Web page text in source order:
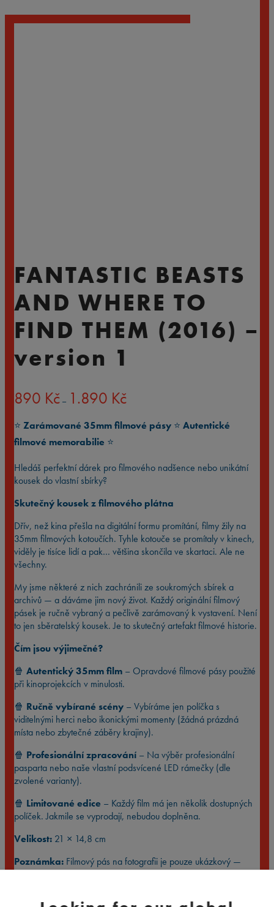
FANTASTIC BEASTS
AND WHERE TO
FIND THEM (2016) –
version 1
890 Kč – 1.890 Kčcen:
až
⭐️ Zarámované 35mm filmové pásy ⭐️ Autentické
filmové memorabilie ⭐️
Hledáš perfektní dárek pro filmového nadšence nebo unikátní
kousek do vlastní sbírky?
Skutečný kousek z filmového plátna
Dřív, než kina přešla na digitální formu promítání, filmy žily na
35mm filmových kotoučích. Tyhle kotouče se promítaly v kinech,
viděly je tisíce lidí a pak… většina skončila ve skartaci. Ale ne
všechny.
My jsme některé z nich zachránili ze soukromých sbírek a
archivů — a dáváme jim nový život. Každý originální filmový
pásek je ručně vybraný a pečlivě zarámovaný k vystavení. Není
to jen sběratelský kousek. Je to skutečný artefakt filmové historie.
Čím jsou výjimečné?
🍿 Autentický 35mm film – Opravdové filmové pásy použité
při kinoprojekcích v minulosti.
🍿 Ručně vybírané scény – Vybíráme jen políčka s
viditelnými herci nebo ikonickými momenty (žádná prázdná
místa nebo zbytečné záběry krajiny).
🍿 Profesionální zpracování – Na výběr profesionální
pasparta nebo naše vlastní podsvícené LED rámečky (dle
zvolené varianty).
🍿 Limitované edice – Každý film má jen několik dostupných
políček. Jakmile se vyprodají, nebudou doplněna.
Velikost: 21 × 14,8 cm
Poznámka: Filmový pás na fotografii je pouze ukázkový —
nejedná se o konkrétní scénu, kterou obdržíte. Jde o limitované
originálních pásků, proto nemůžeme garantovat přesně tu scénu,